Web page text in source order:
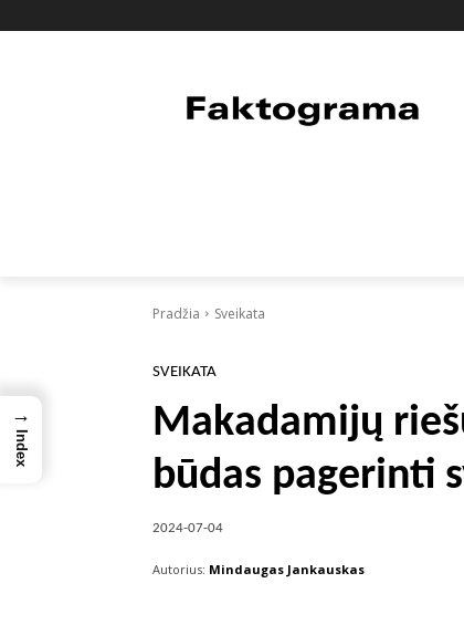
Pradžia Sveikata
SVEIKATA
Makadamijų
būdas pagerinti
2024-07-04
Autorius: Mindaugas Jankauskas
→
Index